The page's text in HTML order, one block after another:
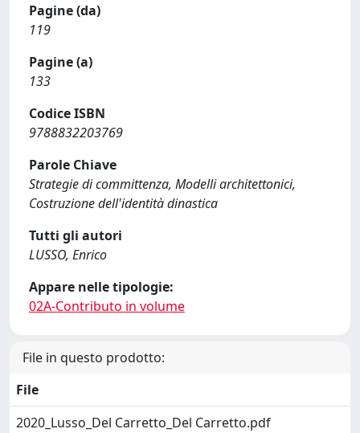
Pagine (da)
119
Pagine (a)
133
Codice ISBN
9788832203769
Parole Chiave
Strategie di committenza, Modelli architettonici,
Costruzione dell'identità dinastica
Tutti gli autori
LUSSO, Enrico
Appare nelle tipologie:
02A-Contributo in volume
File in questo prodotto:
File
2020_Lusso_Del Carretto_Del Carretto.pdf